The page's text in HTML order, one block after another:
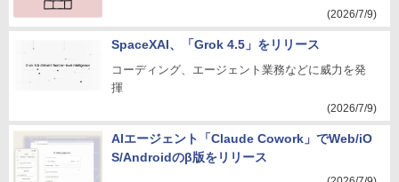
(2026/7/9)
SpaceXAI、「Grok 4.5」をリリース
コーディング、エージェント業務などに威力を発
揮
(2026/7/9)
AIエージェント「Claude Cowork」でWeb/iO
S/Androidのβ版をリリース